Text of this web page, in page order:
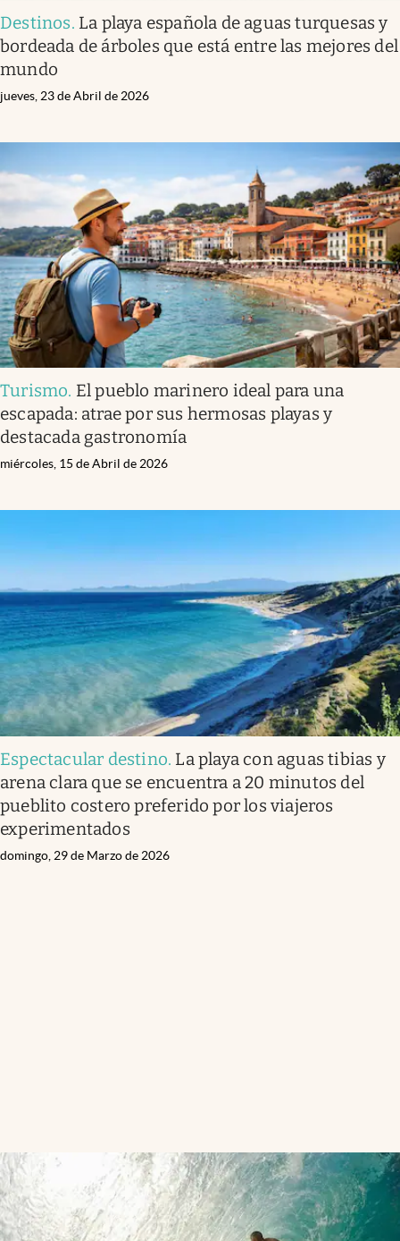
Destinos. La playa española de aguas turquesas y
bordeada de árboles que está entre las mejores del
mundo
jueves, 23 de Abril de 2026
Turismo. El pueblo marinero ideal para una
escapada: atrae por sus hermosas playas y
destacada gastronomía
miércoles, 15 de Abril de 2026
Espectacular destino. La playa con aguas tibias y
arena clara que se encuentra a 20 minutos del
pueblito costero preferido por los viajeros
experimentados
domingo, 29 de Marzo de 2026